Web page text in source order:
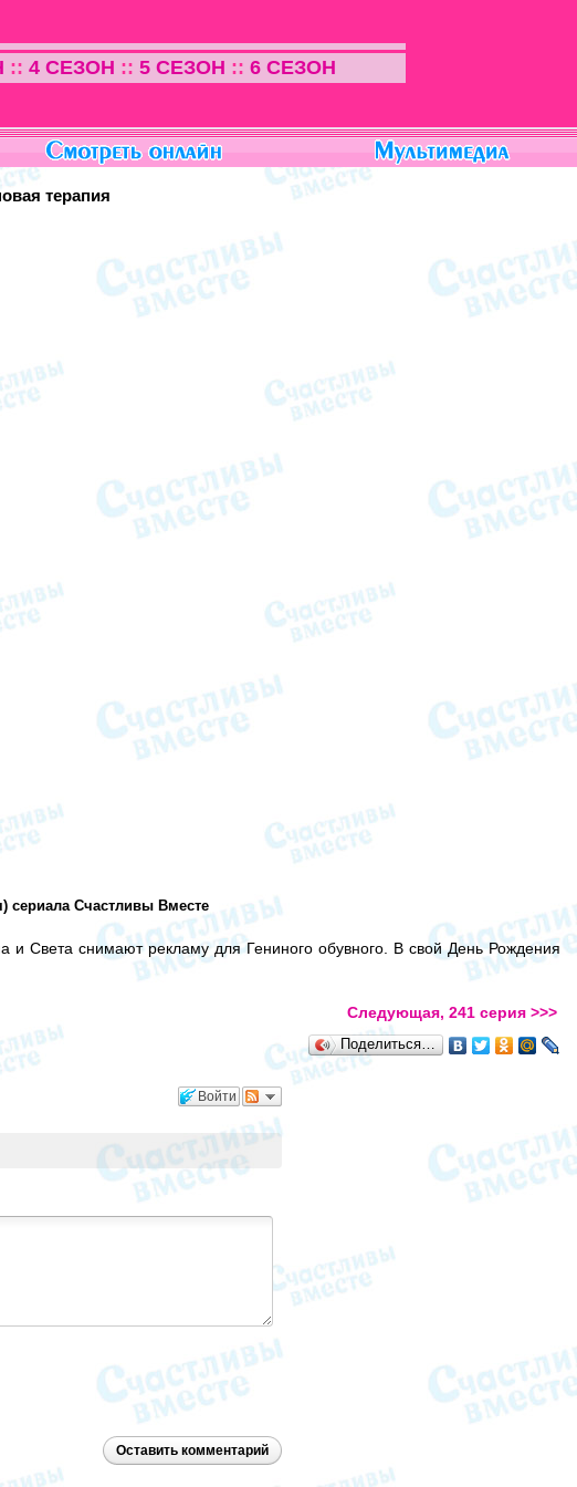
:: 4 СЕЗОН :: 5 СЕЗОН :: 6 СЕЗОН
терапия
сериала Счастливы Вместе
и Света снимают рекламу для Гениного обувного. В свой День Рождения
Следующая, 241 серия >>>
Поделиться…
Войти
Оставить комментарий